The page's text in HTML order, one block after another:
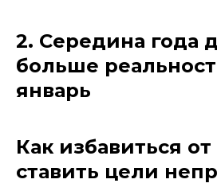
2. Середина года
больше
январь
Как избавиться
ставить цели